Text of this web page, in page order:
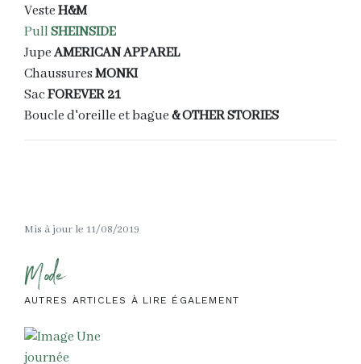
VesteH&M
PullSHEINSIDE
JupeAMERICAN APPAREL
ChaussuresMONKI
SacFOREVER 21
Boucle d'oreille et bague& OTHER STORIES
Mis à jour le 11/08/2019
Mode
AUTRES ARTICLES À LIRE ÉGALEMENT